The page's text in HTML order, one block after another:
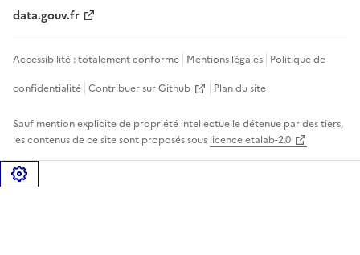
data.gouv.fr
Accessibilité : totalement conforme Mentions légales Politique de
confidentialité Contribuer sur Github Plan du site
Sauf mention explicite de propriété intellectuelle détenue par des tiers,
les contenus de ce site sont proposés sous licence etalab-2.0
Gérer les cookies